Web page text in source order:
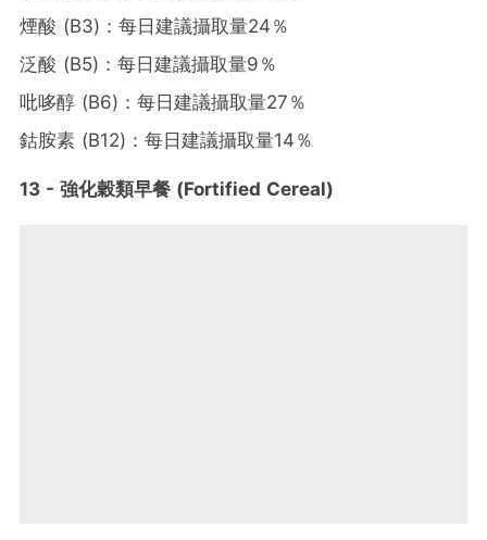
煙酸 (B3)：每日建議攝取量24％
泛酸 (B5)：每日建議攝取量9％
吡哆醇 (B6)：每日建議攝取量27％
鈷胺素 (B12)：每日建議攝取量14％
13 - 強化穀類早餐 (Fortified Cereal)